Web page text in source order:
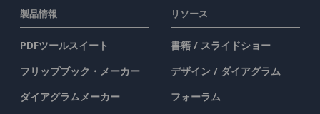
製品情報
PDFツールスイート
フリップブック・メーカー
ダイアグラムメーカー
リソース
書籍 / スライドショー
デザイン / ダイアグラム
フォーラム